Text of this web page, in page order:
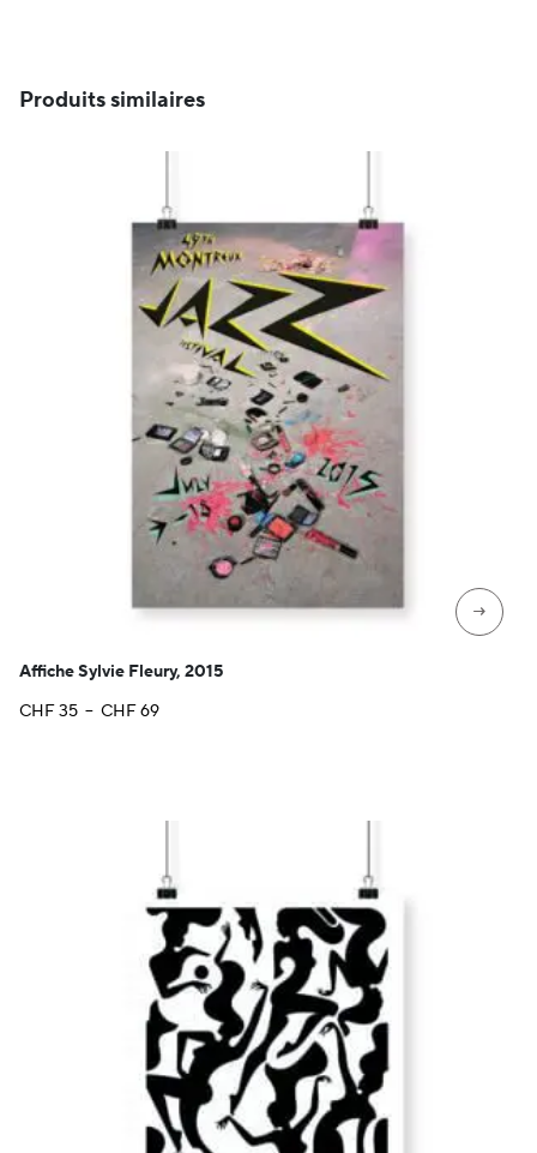
Produits similaires
→
Affiche Sylvie Fleury, 2015
CHF35 – CHF69Plage